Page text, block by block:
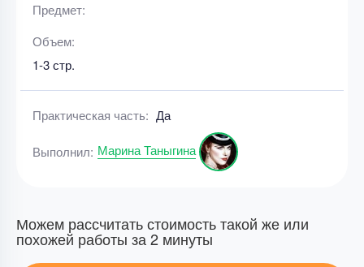
Предмет:
Объем:
1-3 стр.
Практическая часть: Да
Выполнил: Марина Таныгина
Можем рассчитать стоимость такой же или
похожей работы за 2 минуты